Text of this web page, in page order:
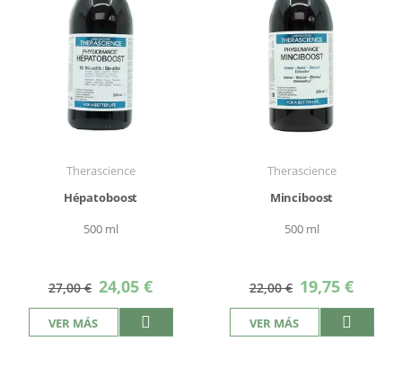
Therascience
Hépatoboost
500 ml
27,00 € Precio
especial
24,05 €
VER MÁS
Therascience
Minciboost
500 ml
22,00 € Precio
especial
19,75 €
VER MÁS